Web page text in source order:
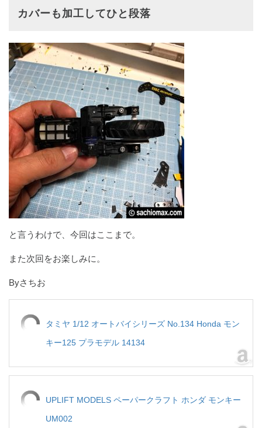
カバーも加工してひと段落
と言うわけで、今回はここまで。
また次回をお楽しみに。
Byさちお
タミヤ 1/12 オートバイシリーズ No.134 Honda モン
キー125 プラモデル 14134
UPLIFT MODELS ペーパークラフト ホンダ モンキー
UM002